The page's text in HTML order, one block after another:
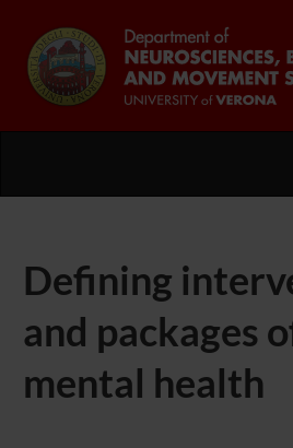
Defining
and packages
mental health